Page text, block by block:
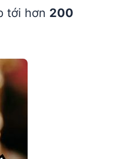
tới hơn 200